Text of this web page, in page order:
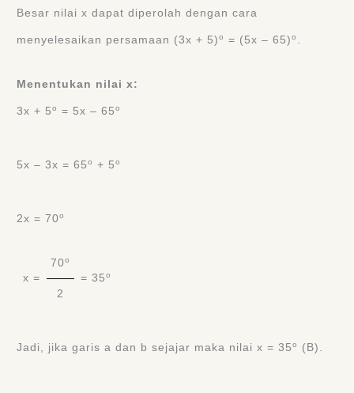
Besar nilai x dapat diperolah dengan cara
menyelesaikan persamaan (3x + 5)o = (5x – 65)o .
Menentukan nilai x:
3x + 5o = 5x – 65o
5x – 3x = 65o + 5o
2x = 70o
x =
70o
2
= 35o
Jadi, jika garis a dan b sejajar maka nilai x = 35o (B).